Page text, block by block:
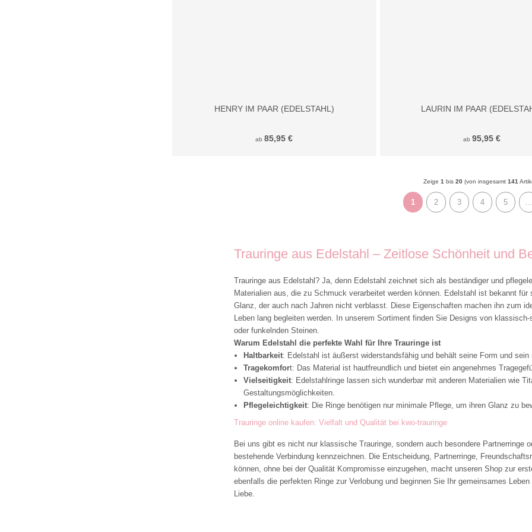
HENRY IM PAAR (EDELSTAHL)
ab85,95 €
LAURIN IM PAAR
ab95,95 €
Zeige 1 bis 20(von insgesamt 141
1 2 3 4 5
Trauringe aus Edelstahl – Zeitlose Schönheit und
Trauringe aus Edelstahl? Ja, denn Edelstahl zeichnet sich als beständiger und
Materialien aus, die zu Schmuck verarbeitet werden können. Edelstahl ist bekannt
Glanz, der auch nach Jahren nicht verblasst. Diese Eigenschaften machen ihn zum
Leben lang begleiten werden. In unserem Sortiment finden Sie Designs von
oder funkelnden Steinen.
Warum Edelstahl die perfekte Wahl für Ihre Trauringe ist
Haltbarkeit: Edelstahl ist äußerst widerstandsfähig und behält seine Form und sein
Tragekomfort: Das Material ist hautfreundlich und bietet ein angenehmes
Vielseitigkeit: Edelstahlringe lassen sich wunderbar mit anderen Materialien wie
Gestaltungsmöglichkeiten.
Pflegeleichtigkeit: Die Ringe benötigen nur minimale Pflege, um ihren Glanz zu
Trauringe online kaufen: Vielfalt und Qualität bei kwo-trauringe
Bei uns gibt es nicht nur klassische Trauringe, sondern auch besondere Partnerringe
bestehende Verbindung kennzeichnen. Die Entscheidung, Partnerringe,
können, ohne bei der Qualität Kompromisse einzugehen, macht unseren Shop zur
ebenfalls die perfekten Ringe zur Verlobung und beginnen Sie Ihr gemeinsames
Liebe.